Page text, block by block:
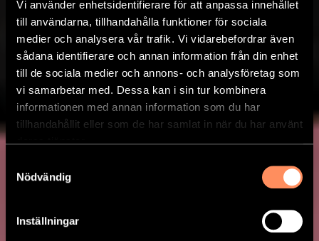
Vi använder enhetsidentifierare för att anpassa innehållet
till användarna, tillhandahålla funktioner för sociala
medier och analysera vår trafik. Vi vidarebefordrar även
sådana identifierare och annan information från din enhet
till de sociala medier och annons- och analysföretag som
vi samarbetar med. Dessa kan i sin tur kombinera
informationen med annan information som du har
tillhandahållit eller som de har samlat in när du har använt
deras tjänster.
Nödvändig
Inställningar